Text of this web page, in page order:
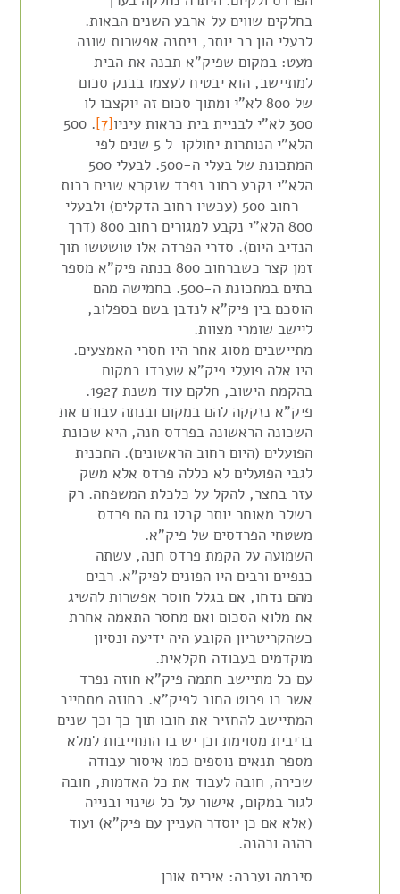
בחלקים שווים על ארבע השנים הבאות.
לבעלי הון רב יותר, ניתנה אפשרות שונה
מעט: במקום שפיק"א תבנה את הבית
למתיישב, הוא יבטיח לעצמו בבנק סכום
של 800 לא"י ומתוך סכום זה יוקצבו לו
300 לא"י לבניית בית כראות עיניו
[7]
. 500
הלא"י הנותרות יחולקו ל 5 שנים לפי
המתכונת של בעלי ה-500. לבעלי 500
הלא"י נקבע רחוב נפרד שנקרא שנים רבות
– רחוב 500 (עכשיו רחוב הדקלים) ולבעלי
800 הלא"י נקבע למגורים רחוב 800 (דרך
הנדיב היום). סדרי הפרדה אלו טושטשו תוך
זמן קצר כשברחוב 800 בנתה פיק"א מספר
בתים במתכונת ה-500. בחמישה מהם
הוסכם בין פיק"א לנדבן בשם בספלוב,
ליישב שומרי מצוות.
מתיישבים מסוג אחר היו חסרי האמצעים.
היו אלה פועלי פיק"א שעבדו במקום
בהקמת הישוב, חלקם עוד משנת 1927.
פיק"א נזקקה להם במקום ובנתה עבורם את
השכונה הראשונה בפרדס חנה, היא שכונת
הפועלים (היום רחוב הראשונים). התכנית
לגבי הפועלים לא כללה פרדס אלא משק
עזר בחצר, להקל על כלכלת המשפחה. רק
בשלב מאוחר יותר קבלו גם הם פרדס
משטחי הפרדסים של פיק"א.
השמועה על הקמת פרדס חנה, עשתה
כנפיים ורבים היו הפונים לפיק"א. רבים
מהם נדחו, אם בגלל חוסר אפשרות להשיג
את מלוא הסכום ואם מחסר התאמה אחרת
כשהקריטריון הקובע היה ידיעה ונסיון
מוקדמים בעבודה חקלאית.
עם כל מתיישב חתמה פיק"א חוזה נפרד
אשר בו פרוט החוב לפיק"א. בחוזה מתחייב
המתיישב להחזיר את חובו תוך כך וכך שנים
בריבית מסוימת וכן יש בו התחייבות למלא
מספר תנאים נוספים כמו איסור עבודה
שכירה, חובה לעבוד את כל האדמות, חובה
לגור במקום, אישור על כל שינוי ובנייה
(אלא אם כן יוסדר העניין עם פיק"א) ועוד
כהנה וכהנה.
סיכמה וערכה: אירית אורן